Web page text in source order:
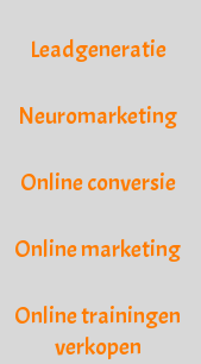
Leadgeneratie
Neuromarketing
Online conversie
Online marketing
Online trainingen
verkopen